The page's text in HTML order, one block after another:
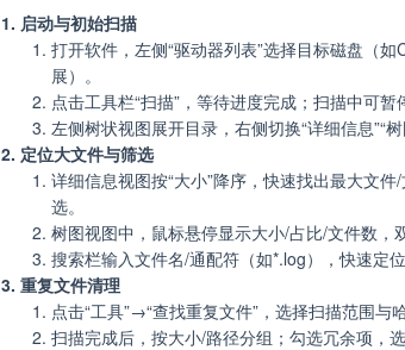
1. 启动与初始扫描
打开软件，左侧“驱动器列表”选择目标磁盘（
展）。
点击工具栏“扫描”，等待进度完成；扫描中可暂
左侧树状视图展开目录，右侧切换“详细信息”“树
2. 定位大文件与筛选
详细信息视图按“大小”降序，快速找出最大文
选。
树图视图中，鼠标悬停显示大小/占比/文件数，
搜索栏输入文件名/通配符（如*.log），快速定
3. 重复文件清理
点击“工具”→“查找重复文件”，选择扫描范围与
扫描完成后，按大小/路径分组；勾选冗余项，